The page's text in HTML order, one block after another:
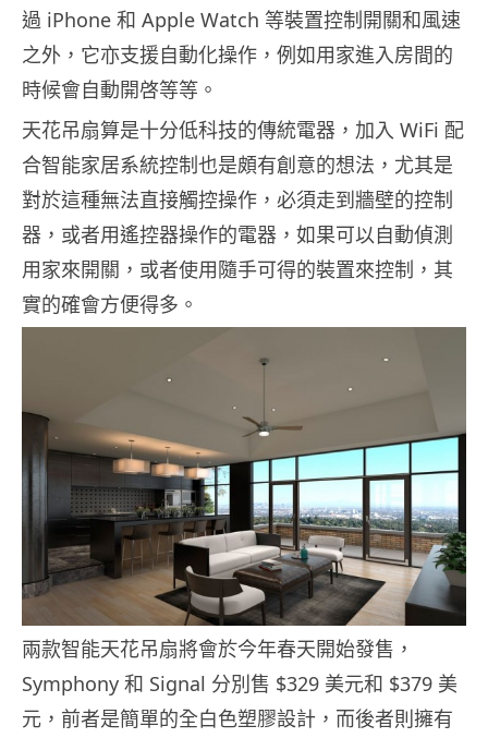
過 iPhone 和 Apple Watch 等裝置控制開關和風速
之外，它亦支援自動化操作，例如用家進入房間的
時候會自動開啓等等。
天花吊扇算是十分低科技的傳統電器，加入 WiFi 配
合智能家居系統控制也是頗有創意的想法，尤其是
對於這種無法直接觸控操作，必須走到牆壁的控制
器，或者用遙控器操作的電器，如果可以自動偵測
用家來開關，或者使用隨手可得的裝置來控制，其
實的確會方便得多。
兩款智能天花吊扇將會於今年春天開始發售，
Symphony 和 Signal 分別售 $329 美元和 $379 美
元，前者是簡單的全白色塑膠設計，而後者則擁有